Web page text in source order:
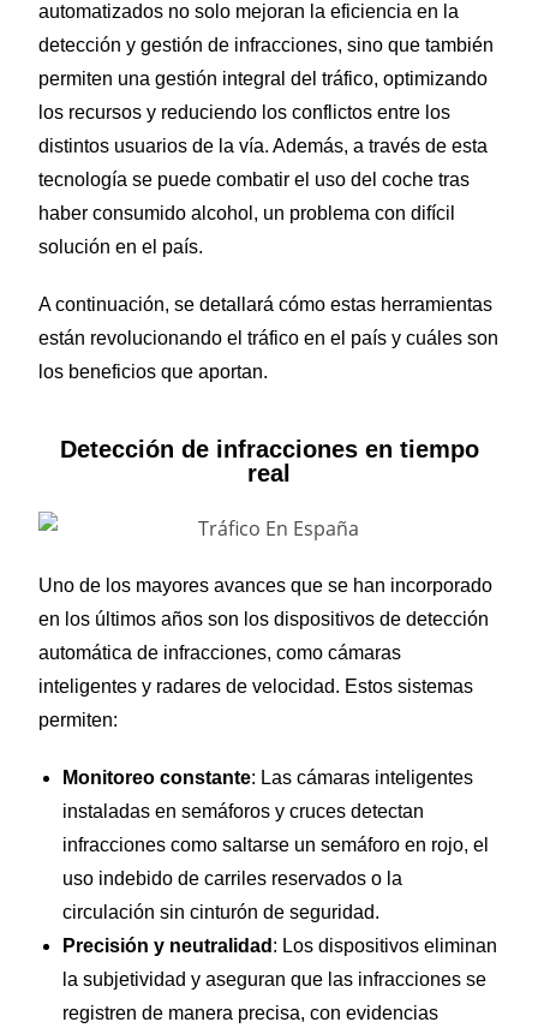
automatizados no solo mejoran la eficiencia en la
detección y gestión de infracciones, sino que también
permiten una gestión integral del tráfico, optimizando
los recursos y reduciendo los conflictos entre los
distintos usuarios de la vía. Además, a través de esta
tecnología se puede combatir el uso del coche tras
haber consumido alcohol, un problema con difícil
solución en el país.
A continuación, se detallará cómo estas herramientas
están revolucionando el tráfico en el país y cuáles son
los beneficios que aportan.
Detección de infracciones en tiempo
real
Uno de los mayores avances que se han incorporado
en los últimos años son los dispositivos de detección
automática de infracciones, como cámaras
inteligentes y radares de velocidad. Estos sistemas
permiten:
Monitoreo constante: Las cámaras inteligentes
instaladas en semáforos y cruces detectan
infracciones como saltarse un semáforo en rojo, el
uso indebido de carriles reservados o la
circulación sin cinturón de seguridad.
Precisión y neutralidad : Los dispositivos eliminan
la subjetividad y aseguran que las infracciones se
registren de manera precisa, con evidencias